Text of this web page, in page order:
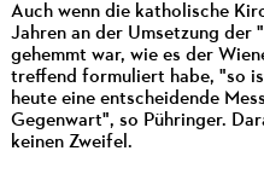
Auch wenn die katholische
Jahren an der Umsetzung der
gehemmt war, wie es der
treffend formuliert habe, "so
heute eine entscheidende
Gegenwart", so Pühringer.
keinen Zweifel.